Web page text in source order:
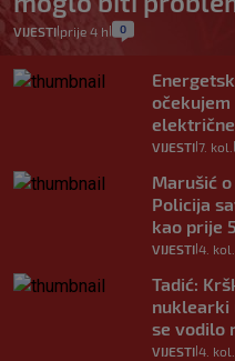
VIJESTI prije 4 h 0
VIJESTI 7. kol.
Marušić
Policija
kao prije
VIJESTI 4. kol.
Tadić:
nuklearki
se vodilo
VIJESTI 4. kol.